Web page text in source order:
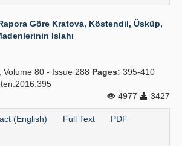
Göre Kratova, Köstendil, Üsküp,
Islahı
Volume 80 - Issue 288 Pages: 395-410
4977
3427
(English) Full Text PDF